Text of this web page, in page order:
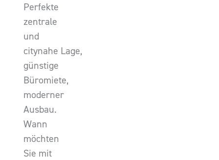
Perfekte
zentrale
und
citynahe Lage,
günstige
Büromiete,
moderner
Ausbau.
Wann
möchten
Sie mit